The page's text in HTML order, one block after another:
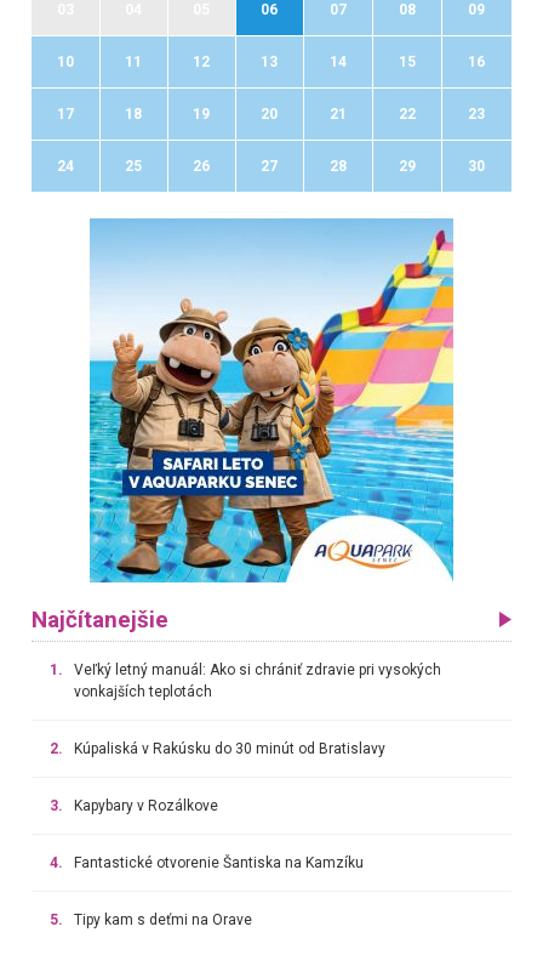
06 07 08 09
10 11 12 13 14 15 16
17 18 19 20 21 22 23
24 25 26 27 28 29 30
Najčítanejšie
1.
Veľký letný manuál: Ako si chrániť zdravie pri vysokých
vonkajších teplotách
2. Kúpaliská v Rakúsku do 30 minút od Bratislavy
3. Kapybary v Rozálkove
4. Fantastické otvorenie Šantiska na Kamzíku
5. Tipy kam s deťmi na Orave